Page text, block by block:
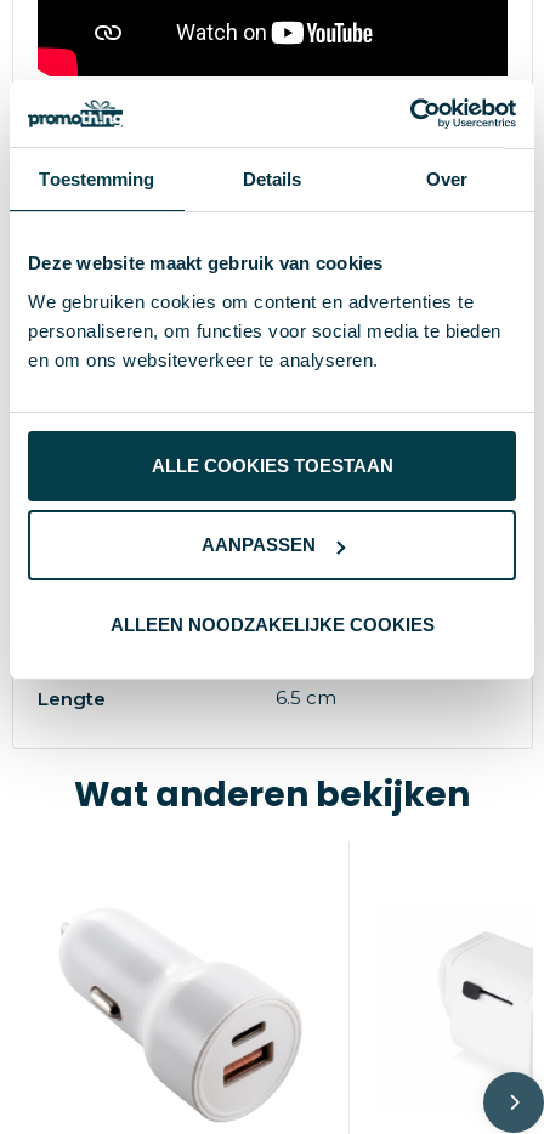
Toestemming Details Over
Deze website maakt gebruik van cookies
We gebruiken cookies om content en advertenties te
personaliseren, om functies voor social media te bieden
en om ons websiteverkeer te analyseren.
ALLE COOKIES TOESTAAN
AANPASSEN
ALLEEN NOODZAKELIJKE COOKIES
Specificaties
Artikelnummer
Materiaal PC
139 g
Kleur wit
6.5 x 5.5 x 6.2 cm
Lengte 6.5 cm
Wat anderen bekijken